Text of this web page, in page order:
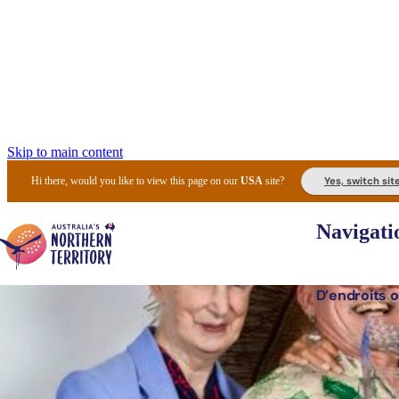
Skip to main content
Hi there, would you like to view this page on ourUSA site? Yes, switch
D’endroits
Lieux